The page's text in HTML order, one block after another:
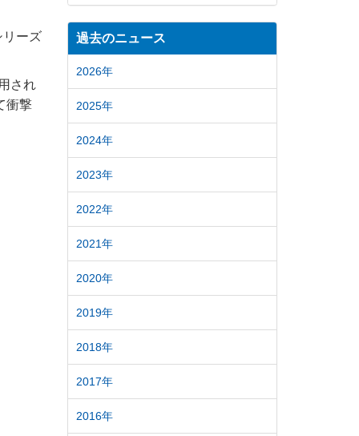
リーズ
され
衝撃
過去のニュース
2026年
2025年
2024年
2023年
2022年
2021年
2020年
2019年
2018年
2017年
2016年